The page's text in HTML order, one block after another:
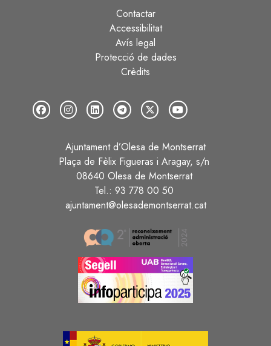
Contactar
Accessibilitat
Avís legal
Protecció de dades
Crèdits
Ajuntament d’Olesa de Montserrat
Plaça de Fèlix Figueras i Aragay, s/n
08640 Olesa de Montserrat
Tel.: 93 778 00 50
ajuntament@olesademontserrat.cat
Image
Image